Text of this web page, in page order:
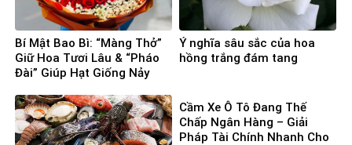
Bí Mật Bao Bì: “Màng Thở”
Giữ Hoa Tươi Lâu & “Pháo
Đài” Giúp Hạt Giống Nảy
Ý nghĩa sâu sắc của hoa
hồng trắng đám tang
Cầm Xe Ô Tô Đang Thế
Chấp Ngân Hàng – Giải
Pháp Tài Chính Nhanh Cho